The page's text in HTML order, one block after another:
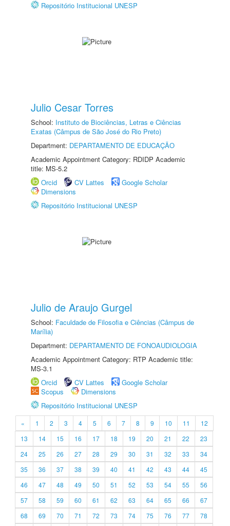
Repositório Institucional UNESP
Julio Cesar Torres
School: Instituto de Biociências, Letras e Ciências
Exatas (Câmpus de São José do Rio Preto)
Department: DEPARTAMENTO DE EDUCAÇÃO
Academic Appointment Category: RDIDP Academic
title: MS-5.2
Orcid
CV Lattes
Google Scholar
Dimensions
Repositório Institucional UNESP
Julio de Araujo Gurgel
School: Faculdade de Filosofia e Ciências (Câmpus de
Marília)
Department: DEPARTAMENTO DE FONOAUDIOLOGIA
Academic Appointment Category: RTP Academic title:
MS-3.1
Orcid
CV Lattes
Google Scholar
Scopus
Dimensions
Repositório Institucional UNESP
« 1 2 3 4 5 6 7 8 9 10 11
12
13
14 15 16 17 18 19 20 21 22
23
24
25 26 27 28 29 30 31 32 33
34
35
36 37 38 39 40 41 42 43 44
45
46
47 48 49 50 51 52 53 54 55
56
57
58 59 60 61 62 63 64 65 66
67
68
69 70 71 72 73 74 75 76 77
78